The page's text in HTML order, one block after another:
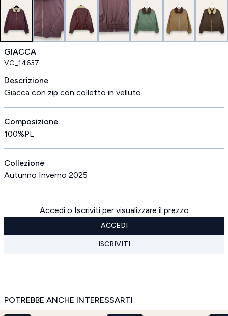
GIACCA
VC_14637
Descrizione
Giacca con zip con colletto in velluto
Composizione
100%PL
Collezione
Autunno Inverno 2025
Accedi o Iscriviti per visualizzare il prezzo
ACCEDI
ISCRIVITI
POTREBBE ANCHE INTERESSARTI